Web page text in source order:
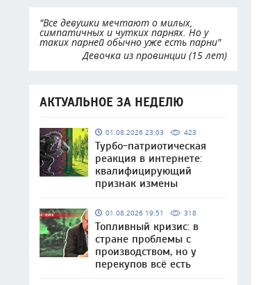
"Все девушки мечтают о милых,
симпатичных и чутких парнях. Но у
таких парней обычно уже есть парни"
Девочка из провинции (15 лет)
АКТУАЛЬНОЕ ЗА НЕДЕЛЮ
01.08.2026 23:03 423
Турбо-патриотическая
реакция в интернете:
квалифицирующий
признак измены
01.08.2026 19:51 318
Топливный кризис: в
стране проблемы с
производством, но у
перекупов всё есть